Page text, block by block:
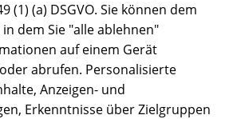
(1) (a) DSGVO. Sie können dem
dem Sie "alle ablehnen"
auf einem Gerät
abrufen. Personalisierte
Anzeigen- und
Erkenntnisse über Zielgruppen